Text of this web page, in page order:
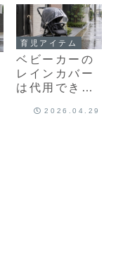
選びから整え
よう
育児アイテム
ベビーカーの
レインカバー
は代用できる
急場しのぎの
2026.04.29